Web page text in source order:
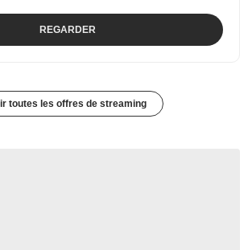
REGARDER
toutes les offres de streaming